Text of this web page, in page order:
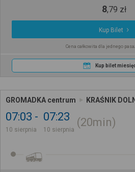
8,79 zł
Kup Bilet
Cena całkowita dla jednego
Kup bilet
GROMADKA centrum KRAŚNIK
07:03
10 sierpnia
07:23
10 sierpnia
20min